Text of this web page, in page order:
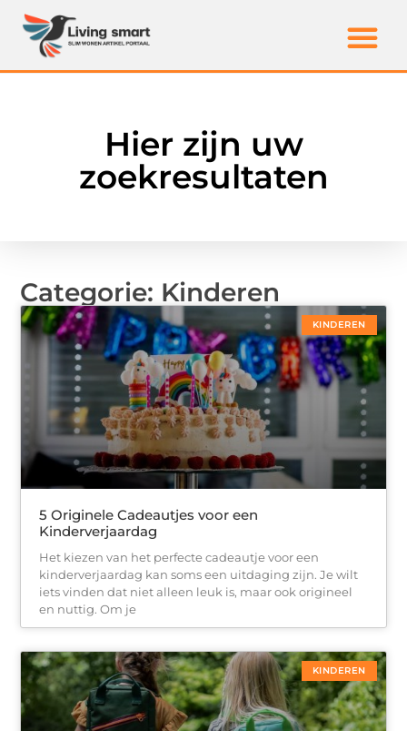
Hier zijn uw
zoekresultaten
Categorie: Kinderen
KINDEREN
5 Originele Cadeautjes voor een
Kinderverjaardag
Het kiezen van het perfecte cadeautje voor een
kinderverjaardag kan soms een uitdaging zijn. Je wilt
iets vinden dat niet alleen leuk is, maar ook origineel
en nuttig. Om je
KINDEREN